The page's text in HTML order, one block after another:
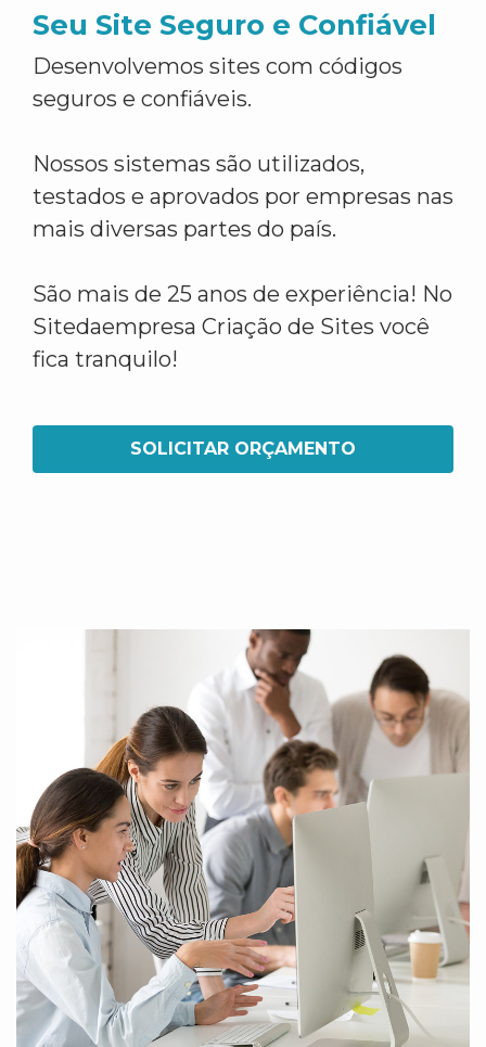
Seu Site Seguro e Confiável
Desenvolvemos sites com códigos
seguros e confiáveis.
Nossos sistemas são utilizados,
testados e aprovados por empresas nas
mais diversas partes do país.
São mais de 25 anos de experiência! No
Sitedaempresa Criação de Sites você
fica tranquilo!
SOLICITAR ORÇAMENTO